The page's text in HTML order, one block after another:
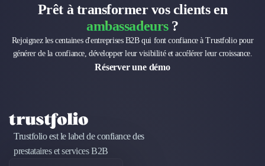
Fiscalité
UX & UI Design
Packaging & Emballages
Support Client
Téléphonie & Télécommunication
Prêt à transformer vos clients en
ambassadeurs?
Rejoignez les centaines d'entreprises B2B qui font confiance à Trustfolio pour
générer de la confiance, développer leur visibilité et accélérer leur croissance.
Réserver une démo
Trustfolio est le label de confiance des
prestataires et services B2B